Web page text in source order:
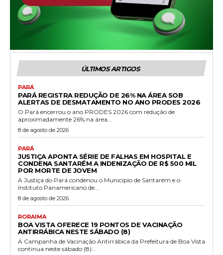
ÚLTIMOS ARTIGOS
PARÁ
PARÁ REGISTRA REDUÇÃO DE 26% NA ÁREA SOB
ALERTAS DE DESMATAMENTO NO ANO PRODES 2026
O Pará encerrou o ano PRODES 2026 com redução de
aproximadamente 26% na área...
8 de agosto de 2026
PARÁ
JUSTIÇA APONTA SÉRIE DE FALHAS EM HOSPITAL E
CONDENA SANTARÉM A INDENIZAÇÃO DE R$ 500 MIL
POR MORTE DE JOVEM
A Justiça do Pará condenou o Município de Santarém e o
Instituto Panamericano de...
8 de agosto de 2026
RORAIMA
BOA VISTA OFERECE 19 PONTOS DE VACINAÇÃO
ANTIRRÁBICA NESTE SÁBADO (8)
A Campanha de Vacinação Antirrábica da Prefeitura de Boa Vista
continua neste sábado (8)...